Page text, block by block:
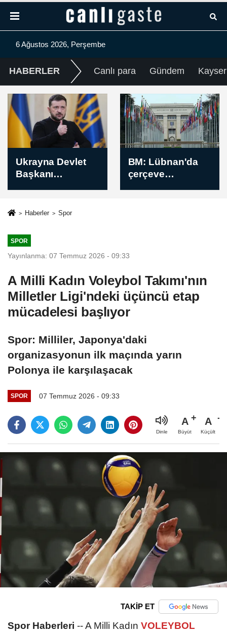
6 Ağustos 2026, Perşembe
HABERLER Canlı para Gündem
BM: Lübnan'da
çerçeve
faaliyetlerdeki en
gözlemlendi
Erzurumspor FK,
yeni sezon
Haberler Spor
SPOR
Yayınlanma: 07 Temmuz 2026 - 09:33
A Milli Kadın Voleybol Takımı'nın
Milletler Ligi'ndeki üçüncü etap
mücadelesi başlıyor
Spor: Milliler, Japonya'daki
organizasyonun ilk maçında yarın
Polonya ile karşılaşacak
SPOR 07 Temmuz 2026 - 09:33
Dinle
A
Büyüt
A
Küçült
TAKİP ET
Spor Haberleri --A Milli Kadın VOLEYBOL